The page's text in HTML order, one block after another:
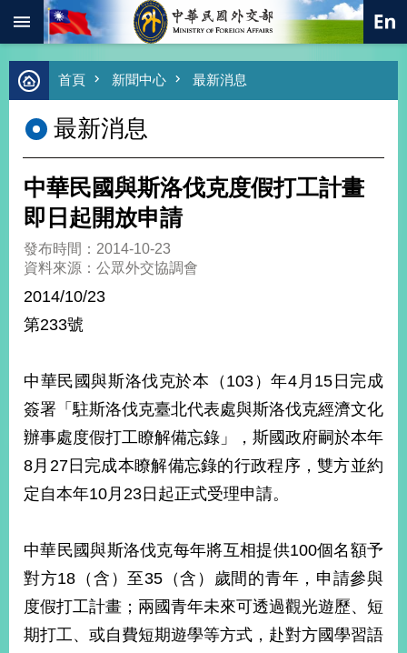
跳到主要內容區塊
進
階
尋
熱
總
合
外
價
外
交
經
濟
不
落
國
海
和
平
護
照
首頁 新聞中心 最新消息
最新消息
中華民國與斯洛伐克度假打工計畫
即日起開放申請
發布時間：2014-10-23
資料來源：公眾外交協調會
2014/10/23
第233號
中華民國與斯洛伐克於本（103）年4月15日完成
簽署「駐斯洛伐克臺北代表處與斯洛伐克經濟文化
辦事處度假打工瞭解備忘錄」，斯國政府嗣於本年
8月27日完成本瞭解備忘錄的行政程序，雙方並約
定自本年10月23日起正式受理申請。
中華民國與斯洛伐克每年將互相提供100個名額予
對方18（含）至35（含）歲間的青年，申請參與
度假打工計畫；兩國青年未來可透過觀光遊歷、短
期打工、或自費短期遊學等方式，赴對方國學習語